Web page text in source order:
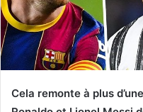
Cela remonte à plus